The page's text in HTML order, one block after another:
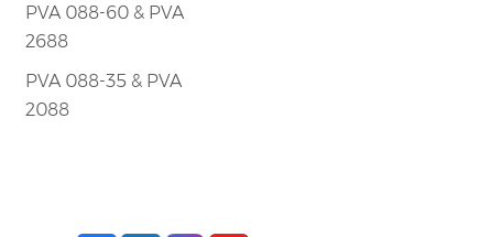
PVA 088-60 & PVA
2688
PVA 088-35 & PVA
2088